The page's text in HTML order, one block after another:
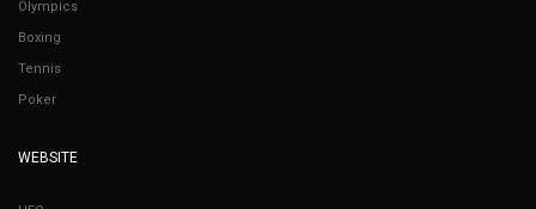
Olympics
Boxing
Tennis
Poker
WEBSITE